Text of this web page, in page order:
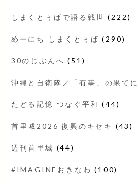
しまくとぅばで語る戦世 (222)
めーにち しまくとぅば (290)
30のじぶんへ (51)
沖縄と自衛隊／「有事」の果てに
たどる記憶 つなぐ平和 (44)
首里城2026 復興のキセキ (43)
週刊首里城 (44)
#IMAGINEおきなわ (100)